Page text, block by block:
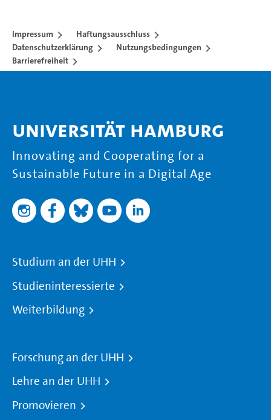
Impressum
Haftungsausschluss
Datenschutzerklärung
Nutzungsbedingungen
Barrierefreiheit
Universität Hamburg
Innovating and Cooperating for a
Sustainable Future in a Digital Age
Studium an der UHH
Studieninteressierte
Weiterbildung
Forschung an der UHH
Lehre an der UHH
Promovieren